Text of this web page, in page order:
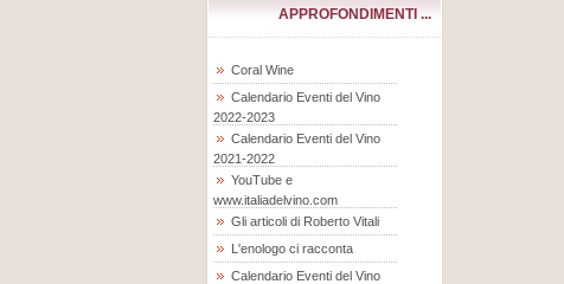
APPROFONDIMENTI ...
Coral Wine
Calendario Eventi del Vino
2022-2023
Calendario Eventi del Vino
2021-2022
YouTube e
www.italiadelvino.com
Gli articoli di Roberto Vitali
L'enologo ci racconta
Calendario Eventi del Vino